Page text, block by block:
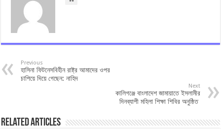
Previous
হাসিনা ফিটনেসবিহীন রাষ্ট্র আমাদের ওপর
চাপিয়ে দিয়ে গেছেন: নাহিদ
Next
কালিগঞ্জে বাংলাদেশ জামায়াতে ইসলামীর
দিনব্যাপী মহিলা শিক্ষা শিবির অনুষ্ঠিত‍‌‌
Related Articles